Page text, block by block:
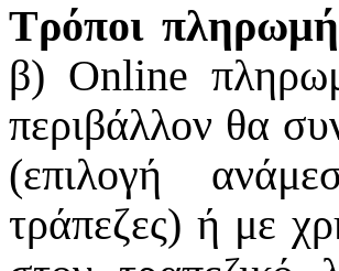
Τρόποι
β) Online
περιβάλλον θα
(επιλογή
τράπεζες) ή με